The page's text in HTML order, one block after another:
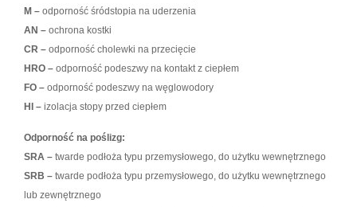
M – odporność śródstopia na uderzenia
AN – ochrona kostki
CR – odporność cholewki na przecięcie
HRO – odporność podeszwy na kontakt z ciepłem
FO – odporność podeszwy na węglowodory
HI – izolacja stopy przed ciepłem
Odporność na poślizg:
SRA – twarde podłoża typu przemysłowego, do użytku wewnętrznego
SRB – twarde podłoża typu przemysłowego, do użytku wewnętrznego
lub zewnętrznego